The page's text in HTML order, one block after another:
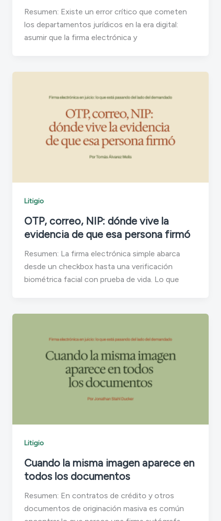
Resumen: Existe un error crítico que cometen
los departamentos jurídicos en la era digital:
asumir que la firma electrónica y
Litigio
OTP, correo, NIP: dónde vive la
evidencia de que esa persona firmó
Resumen: La firma electrónica simple abarca
desde un checkbox hasta una verificación
biométrica facial con prueba de vida. Lo que
Litigio
Cuando la misma imagen aparece en
todos los documentos
Resumen: En contratos de crédito y otros
documentos de originación masiva es común